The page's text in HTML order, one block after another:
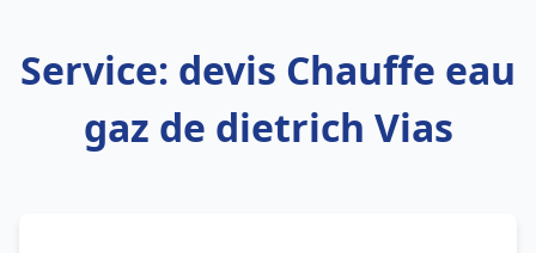
Service: devis Chauffe eau
gaz de dietrich Vias